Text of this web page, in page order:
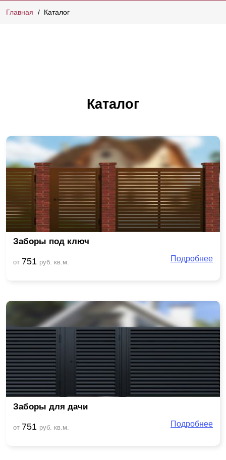
Главная Каталог
Каталог
Заборы под ключ
от 751 руб. кв.м. Подробнее
Заборы для дачи
от 751 руб. кв.м. Подробнее